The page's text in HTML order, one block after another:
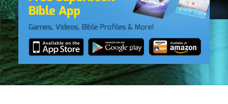
Bible App